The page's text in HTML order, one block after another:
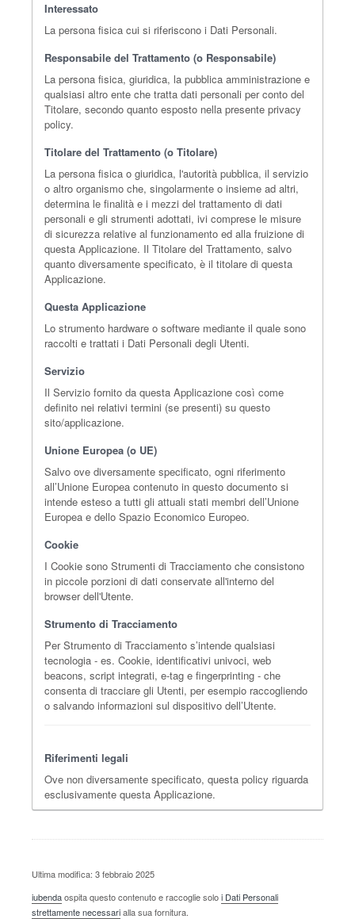
Interessato
La persona fisica cui si riferiscono i Dati Personali.
Responsabile del Trattamento (o Responsabile)
La persona fisica, giuridica, la pubblica amministrazione e
qualsiasi altro ente che tratta dati personali per conto del
Titolare, secondo quanto esposto nella presente privacy
policy.
Titolare del Trattamento (o Titolare)
La persona fisica o giuridica, l'autorità pubblica, il servizio
o altro organismo che, singolarmente o insieme ad altri,
determina le finalità e i mezzi del trattamento di dati
personali e gli strumenti adottati, ivi comprese le misure
di sicurezza relative al funzionamento ed alla fruizione di
questa Applicazione. Il Titolare del Trattamento, salvo
quanto diversamente specificato, è il titolare di questa
Applicazione.
Questa Applicazione
Lo strumento hardware o software mediante il quale sono
raccolti e trattati i Dati Personali degli Utenti.
Servizio
Il Servizio fornito da questa Applicazione così come
definito nei relativi termini (se presenti) su questo
sito/applicazione.
Unione Europea (o UE)
Salvo ove diversamente specificato, ogni riferimento
all’Unione Europea contenuto in questo documento si
intende esteso a tutti gli attuali stati membri dell’Unione
Europea e dello Spazio Economico Europeo.
Cookie
I Cookie sono Strumenti di Tracciamento che consistono
in piccole porzioni di dati conservate all'interno del
browser dell'Utente.
Strumento di Tracciamento
Per Strumento di Tracciamento s’intende qualsiasi
tecnologia - es. Cookie, identificativi univoci, web
beacons, script integrati, e-tag e fingerprinting - che
consenta di tracciare gli Utenti, per esempio raccogliendo
o salvando informazioni sul dispositivo dell’Utente.
Riferimenti legali
Ove non diversamente specificato, questa policy riguarda
esclusivamente questa Applicazione.
Ultima modifica: 3 febbraio 2025
iubendaospita questo contenuto e raccoglie soloi Dati Personali
strettamente necessarialla sua fornitura.